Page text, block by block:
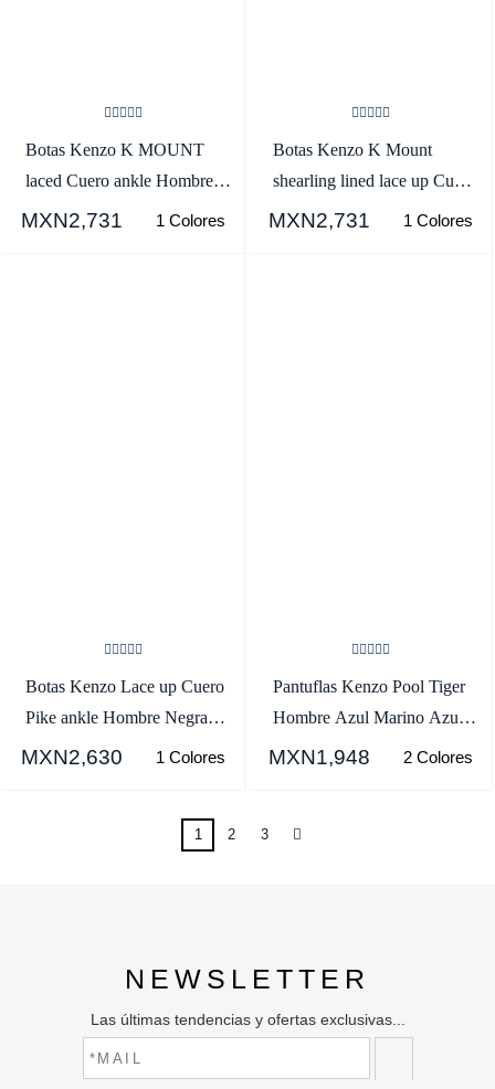
Botas Kenzo K MOUNT
laced Cuero ankle Hombre
Negras - SKU.7813403
MXN2,731 1 Colores
Botas Kenzo K Mount
shearling lined lace up Cuero
Hombre Negras -
MXN2,731 1 Colores
Botas Kenzo Lace up Cuero
Pike ankle Hombre Negras -
SKU.4141811
MXN2,630 1 Colores
Pantuflas Kenzo Pool Tiger
Hombre Azul Marino Azules
- SKU.3963092
MXN1,948 2 Colores
1 2 3
NEWSLETTER
Las últimas tendencias y ofertas exclusivas...